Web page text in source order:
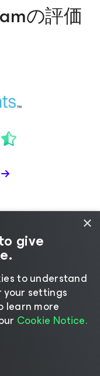
の評価
×
give
to understand
your settings
learn more
Cookie Notice.